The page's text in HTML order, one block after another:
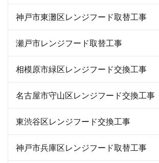
神戸市東灘区レンジフード取替工事
瀬戸市レンジフード取替工事
相模原市緑区レンジフード交換工事
名古屋市守山区レンジフード交換工事
東渋谷区レンジフード交換工事
神戸市兵庫区レンジフード取替工事